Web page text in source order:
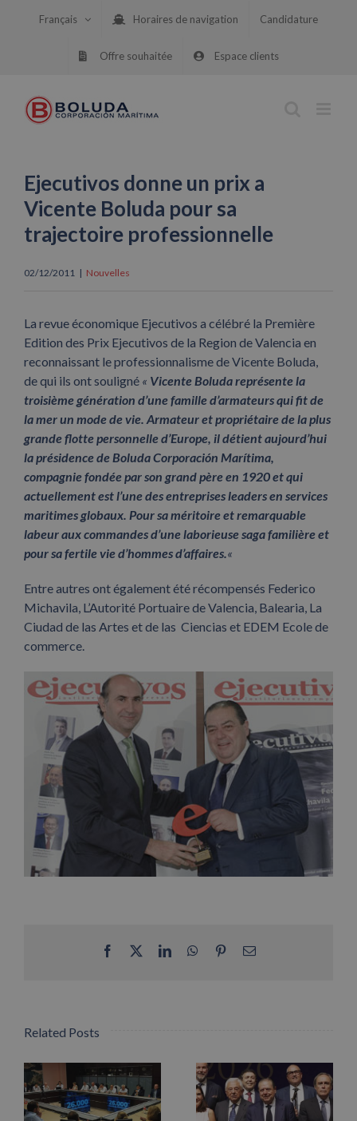
Français Horaires de navigation Candidature
Offre souhaitée Espace clients
Ejecutivos donne un prix a
Vicente Boluda pour sa
trajectoire professionnelle
02/12/2011 | Nouvelles
La revue économique Ejecutivos a célébré la Première
Edition des Prix Ejecutivos de la Region de Valencia en
reconnaissant le professionnalisme de Vicente Boluda,
de qui ils ont souligné « Vicente Boluda représente la
troisième génération d’une famille d’armateurs qui fit de
la mer un mode de vie. Armateur et propriétaire de la plus
grande flotte personnelle d’Europe, il détient aujourd’hui
la présidence de Boluda Corporación Marítima,
compagnie fondée par son grand père en 1920 et qui
actuellement est l’une des entreprises leaders en services
maritimes globaux. Pour sa méritoire et remarquable
labeur aux commandes d’une laborieuse saga familière et
pour sa fertile vie d’hommes d’affaires.«
Entre autres ont également été récompensés Federico
Michavila, L’Autorité Portuaire de Valencia, Balearia, La
Ciudad de las Artes et de las Ciencias et EDEM Ecole de
commerce.
Facebook LinkedInWhatsApp
PinterestEmail
Related Posts